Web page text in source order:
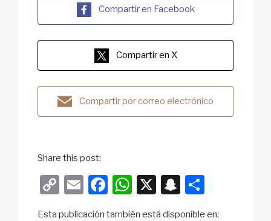
Compartir en Facebook
Compartir en X
Compartir por correo electrónico
Share this post:
C
E
F
W X
S
Esta publicación también está disponible en: